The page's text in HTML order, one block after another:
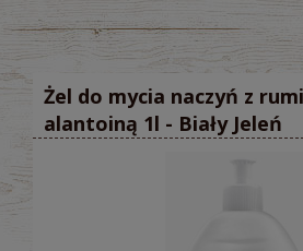
Żel do mycia naczyń z
alantoiną 1l - Biały Jeleń